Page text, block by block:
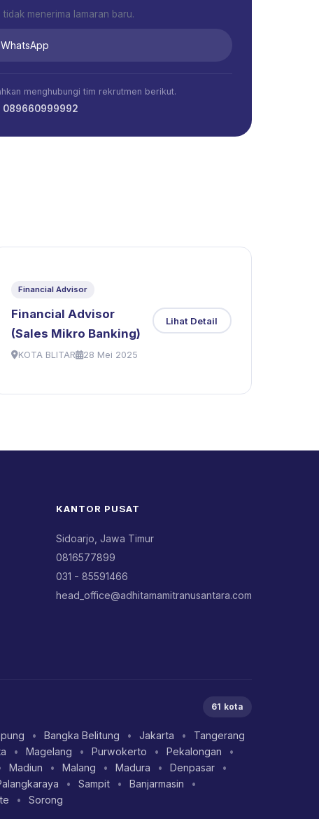
menerima lamaran baru.
menghubungi tim rekrutmen berikut.
089660999992
Financial Advisor
Financial Advisor
(Sales Mikro Banking)
KOTA BLITAR 28 Mei 2025
Lihat Detail
KANTOR PUSAT
Sidoarjo, Jawa Timur
0816577899
031 - 85591466
head_office@adhitamamitranusantara.com
61 kota
• Bangka Belitung • Jakarta •
Tangerang
• Magelang • Purwokerto • Pekalongan
•
Madiun • Malang • Madura • Denpasar
•
• Sampit • Banjarmasin
•
• Sorong